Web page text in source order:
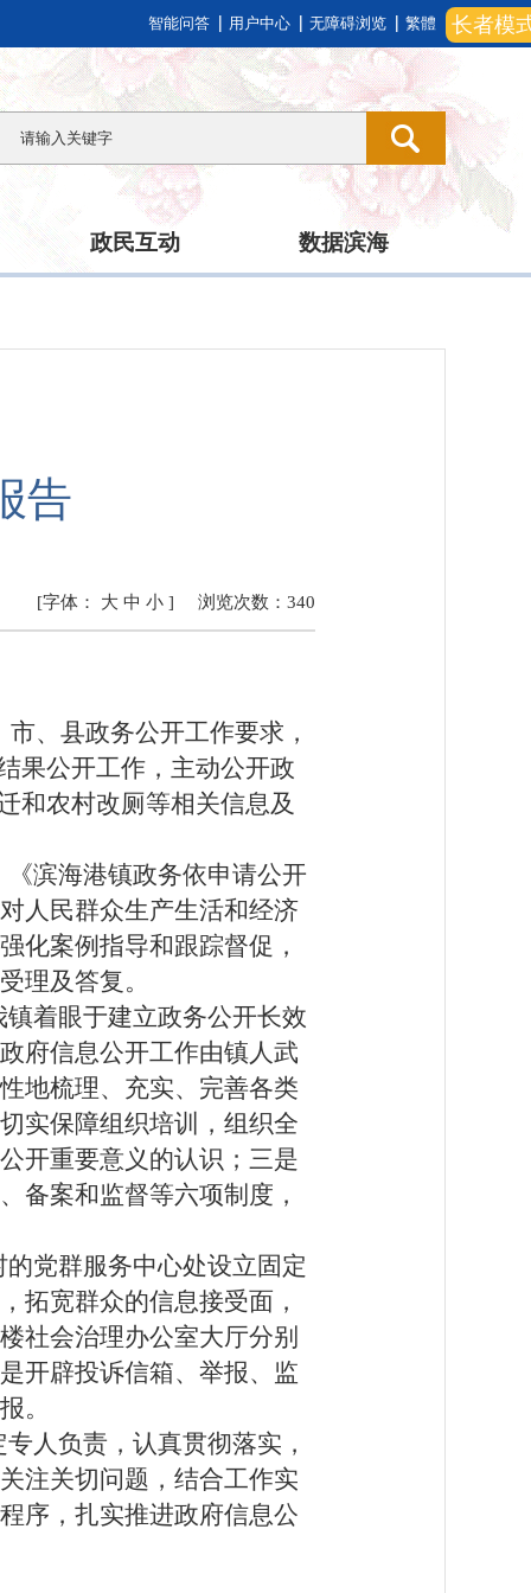
长者模
智能问答 用户中心 无障碍浏览 繁體
政民互动 数据滨海
告
浏览次数： 340
[字体： 大 中 小 ]
、县政务公开工作要求，
果公开工作，主动公开政
和农村改厕等相关信息及
滨海港镇政务依申请公开
人民群众生产生活和经济
化案例指导和跟踪督促，
理及答复。
着眼于建立政务公开长效
府信息公开工作由镇人武
地梳理、充实、完善各类
实保障组织培训，组织全
开重要意义的认识；三是
备案和监督等六项制度，
党群服务中心处设立固定
拓宽群众的信息接受面，
社会治理办公室大厅分别
开辟投诉信箱、举报、监
。
人负责，认真贯彻落实，
注关切问题，结合工作实
序，扎实推进政府信息公